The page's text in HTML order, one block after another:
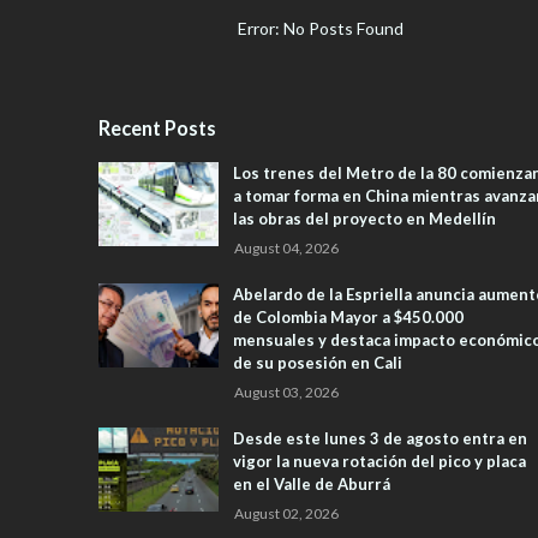
Error: No Posts Found
Recent Posts
Los trenes del Metro de la 80
a tomar forma en China mientras
las obras del proyecto en Medellín
August 04, 2026
Abelardo de la Espriella anuncia
de Colombia Mayor a $450.000
mensuales y destaca impacto
de su posesión en Cali
August 03, 2026
Desde este lunes 3 de agosto entra en
vigor la nueva rotación del pico y placa
en el Valle de Aburrá
August 02, 2026